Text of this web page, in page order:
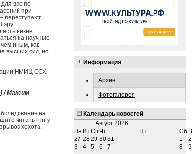
для вас по-
при
переступают
эру
некие
на научные
иным, как
высших сил, но
НМИЦ ССХ
/ Максим
на
читать книгу
хохота,
Информация
Архив
Фотогалерея
Календарь новостей
Август 2026
Пн ВтСр Чт Пт Сб
27 2829 3031 1
2
3
4 5 6
7
8 9